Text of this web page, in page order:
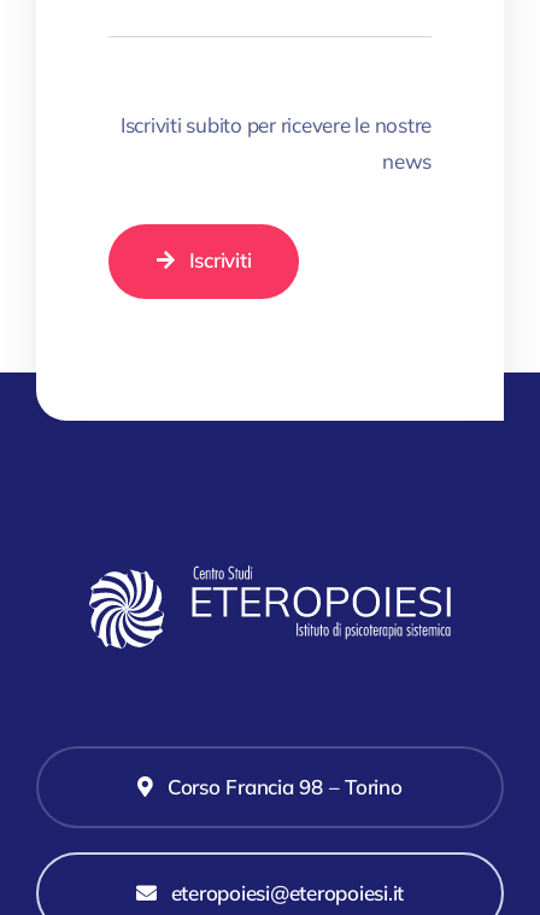
Iscriviti subito per ricevere le nostre
news
Iscriviti
Corso Francia 98 – Torino
eteropoiesi@eteropoiesi.it